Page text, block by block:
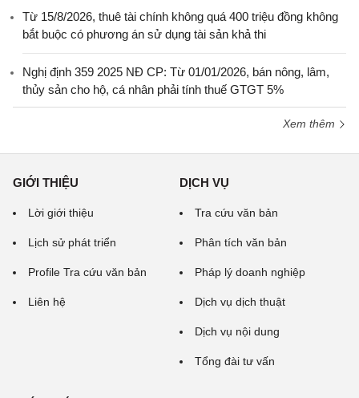
Từ 15/8/2026, thuê tài chính không quá 400 triệu đồng không
bắt buộc có phương án sử dụng tài sản khả thi
Nghị định 359 2025 NĐ CP: Từ 01/01/2026, bán nông, lâm,
thủy sản cho hộ, cá nhân phải tính thuế GTGT 5%
Xem thêm
GIỚI THIỆU
Lời giới thiệu
Lịch sử phát triển
Profile Tra cứu văn bản
Liên hệ
DỊCH VỤ
Tra cứu văn bản
Phân tích văn bản
Pháp lý doanh nghiệp
Dịch vụ dịch thuật
Dịch vụ nội dung
Tổng đài tư vấn